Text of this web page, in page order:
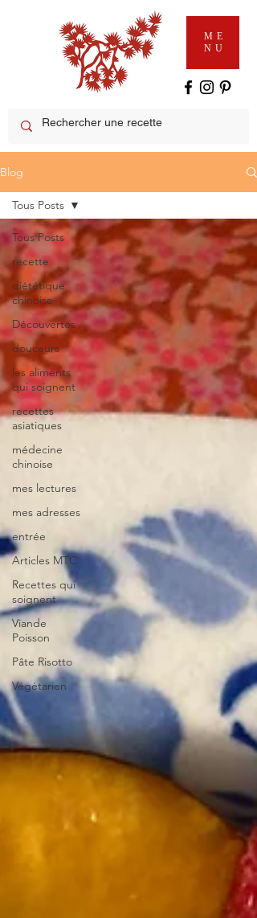
ME
NU
Blog
Tous Posts
recette
diététique
chinoise
Découvertes
douceurs
les aliments
qui soignent
recettes
asiatiques
médecine
chinoise
mes lectures
mes adresses
entrée
Articles MTC
Recettes qui
soignent
Viande
Poisson
Pâte Risotto
Végétarien
Tous Posts